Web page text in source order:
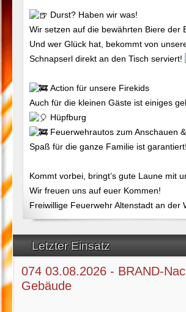
Letzter Einsatz
074 03.08.2026 - BRAND-
Gebäude
Durst? Haben wir was!
Wir setzen auf die bewährten Biere der
Und wer Glück hat, bekommt von
Schnapserl direkt an den Tisch serviert!
Action für unsere Firekids
Auch für die kleinen Gäste ist einiges
Hüpfburg
Feuerwehrautos zum Anschauen
Spaß für die ganze Familie ist garantiert!
Kommt vorbei, bringt’s gute Laune mit
Wir freuen uns auf euer Kommen!
Freiwillige Feuerwehr Altenstadt an der